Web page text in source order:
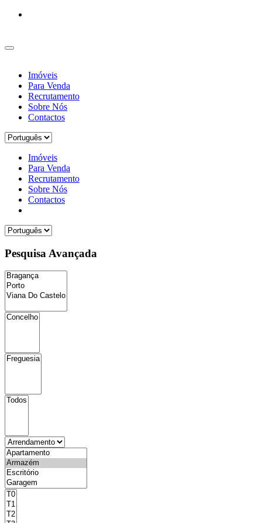
Imóveis
Para Venda
Recrutamento
Sobre Nós
Contactos
Imóveis
Para Venda
Recrutamento
Sobre Nós
Contactos
Pesquisa Avançada